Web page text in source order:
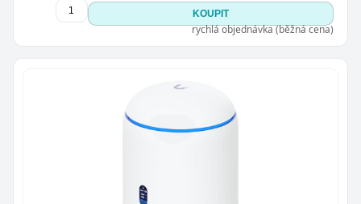
KOUPIT
rychlá objednávka (běžná cena)